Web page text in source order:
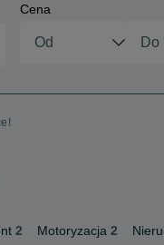
Cena
2 Motoryzacja 2